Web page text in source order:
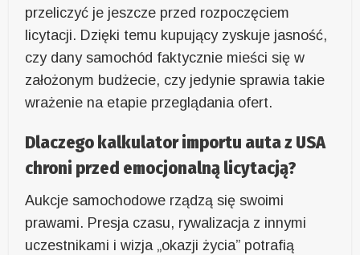
przeliczyć je jeszcze przed rozpoczęciem
licytacji. Dzięki temu kupujący zyskuje jasność,
czy dany samochód faktycznie mieści się w
założonym budżecie, czy jedynie sprawia takie
wrażenie na etapie przeglądania ofert.
Dlaczego kalkulator importu auta z USA
chroni przed emocjonalną licytacją?
Aukcje samochodowe rządzą się swoimi
prawami. Presja czasu, rywalizacja z innymi
uczestnikami i wizja „okazji życia” potrafią